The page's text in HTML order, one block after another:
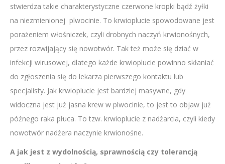
stwierdza takie charakterystyczne czerwone kropki bądź żyłki
na niezmienionej plwocinie. To krwioplucie spowodowane jest
porażeniem włośniczek, czyli drobnych naczyń krwionośnych,
przez rozwijający się nowotwór. Tak też może się dziać w
infekcji wirusowej, dlatego każde krwioplucie powinno skłaniać
do zgłoszenia się do lekarza pierwszego kontaktu lub
specjalisty. Jak krwioplucie jest bardziej masywne, gdy
widoczna jest już jasna krew w plwocinie, to jest to objaw już
późnego raka płuca. To tzw. krwioplucie z nadżarcia, czyli kiedy
nowotwór nadżera naczynie krwionośne.
A jak jest z wydolnością, sprawnością czy tolerancją